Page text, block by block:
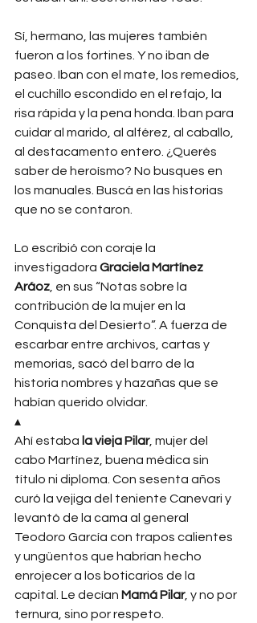
Sí, hermano, las mujeres también
fueron a los fortines. Y no iban de
paseo. Iban con el mate, los remedios,
el cuchillo escondido en el refajo, la
risa rápida y la pena honda. Iban para
cuidar al marido, al alférez, al caballo,
al destacamento entero. ¿Querés
saber de heroísmo? No busques en
los manuales. Buscá en las historias
que no se contaron.
Lo escribió con coraje la
investigadora Graciela Martínez
Aráoz , en sus “Notas sobre la
contribución de la mujer en la
Conquista del Desierto”. A fuerza de
escarbar entre archivos, cartas y
memorias, sacó del barro de la
historia nombres y hazañas que se
habían querido olvidar.
▴
Ahí estaba la vieja Pilar, mujer del
cabo Martínez, buena médica sin
título ni diploma. Con sesenta años
curó la vejiga del teniente Canevari y
levantó de la cama al general
Teodoro García con trapos calientes
y ungüentos que habrían hecho
enrojecer a los boticarios de la
capital. Le decían Mamá Pilar, y no por
ternura, sino por respeto.